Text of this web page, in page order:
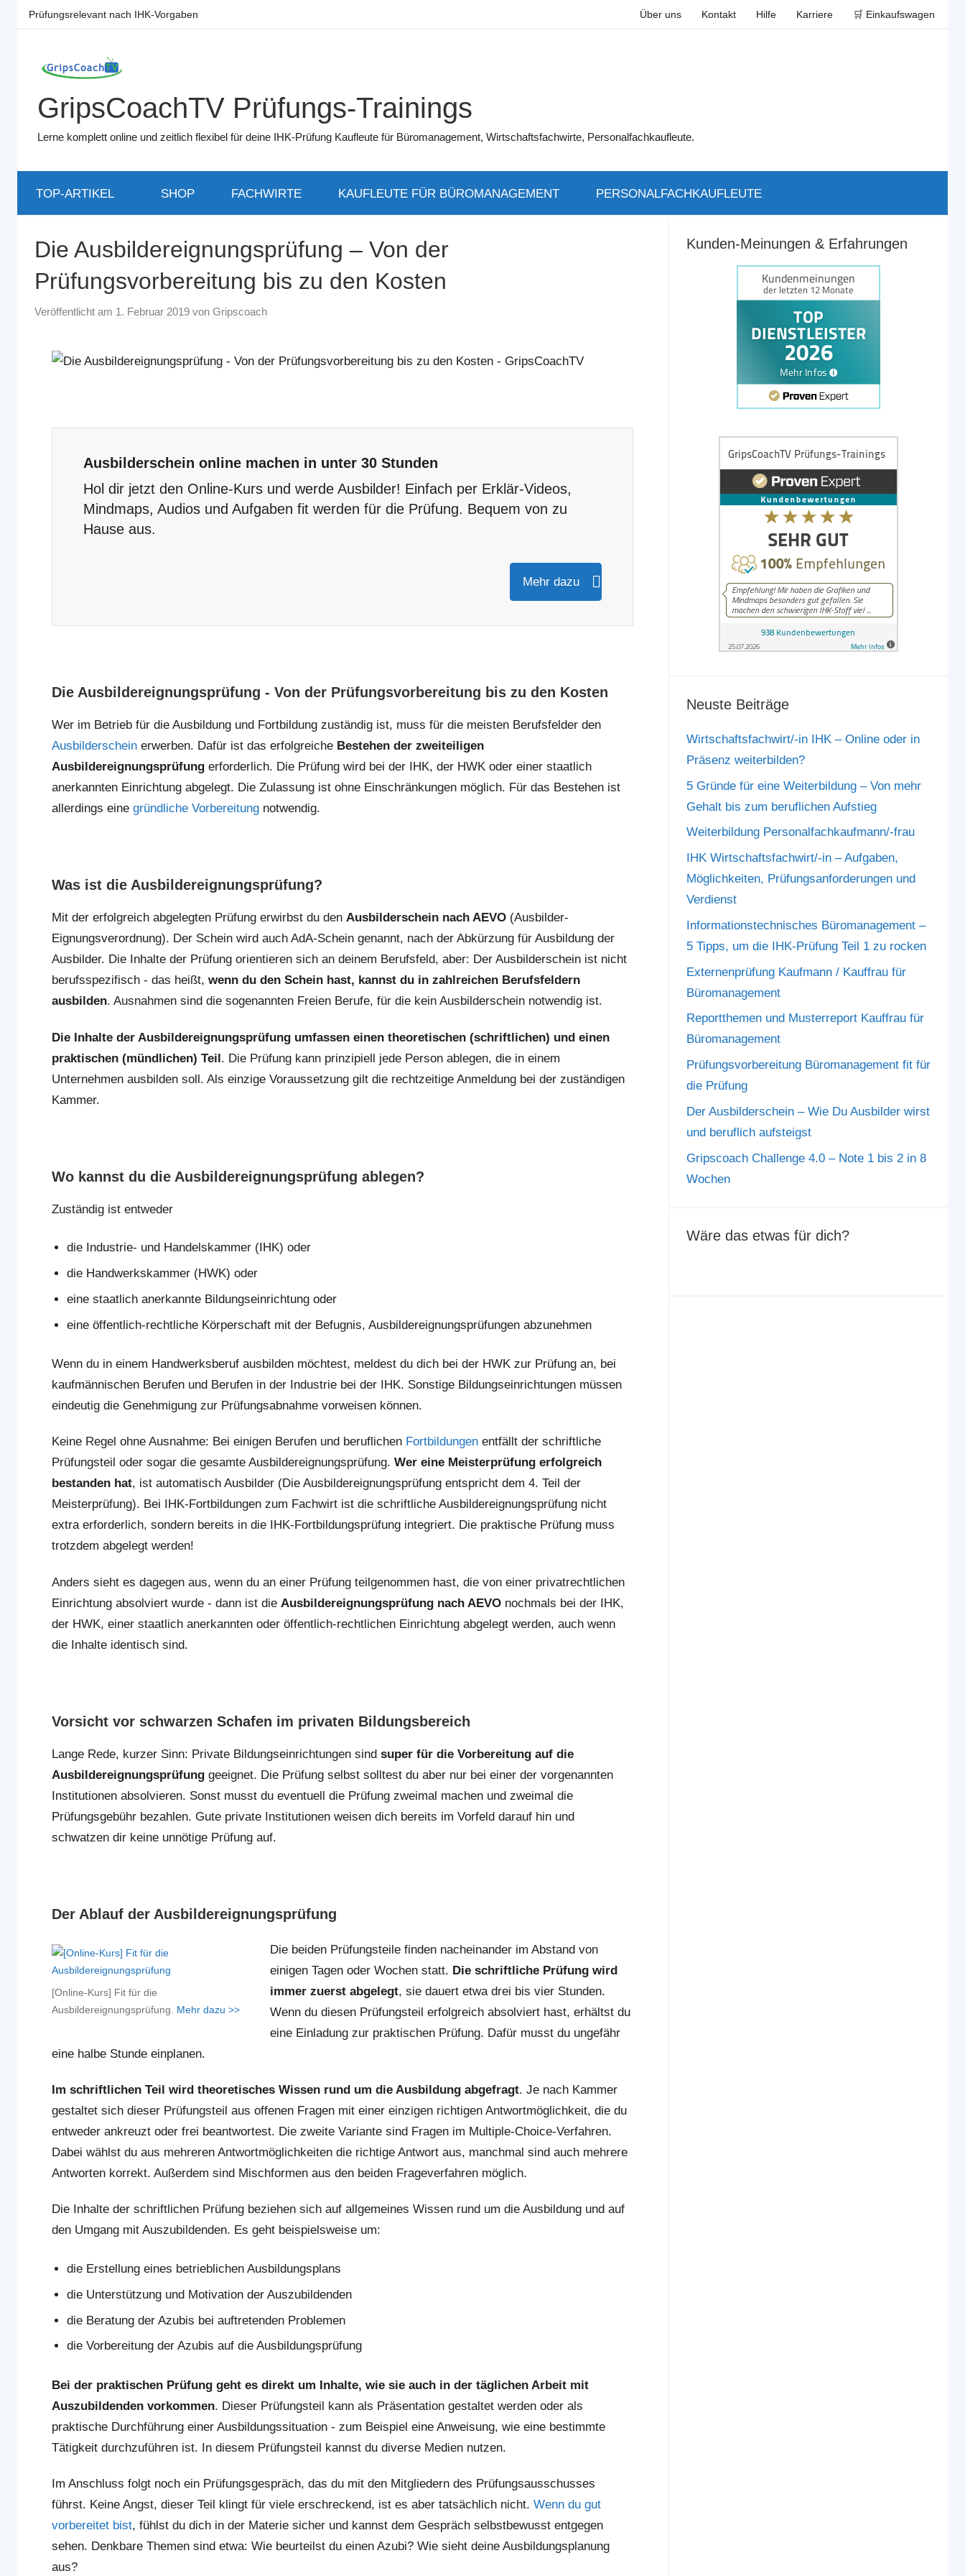
Zum
Prüfungsrelevant nach IHK-Vorgaben Über uns Kontakt Hilfe Karriere 🛒 Einkaufswagen
GripsCoachTV Prüfungs-Trainings
Lerne komplett online und zeitlich flexibel für deine IHK-Prüfung Kaufleute für Büromanagement, Wirtschaftsfachwirte, Personalfachkaufleute.
TOP-ARTIKEL SHOP FACHWIRTE KAUFLEUTE FÜR BÜROMANAGEMENT PERSONALFACHKAUFLEUTE
Die Ausbildereignungsprüfung – Von der
Prüfungsvorbereitung bis zu den Kosten
Veröffentlicht am 1. Februar 2019 von Gripscoach
Ausbilderschein online machen in unter 30 Stunden
Hol dir jetzt den Online-Kurs und werde Ausbilder! Einfach per Erklär-Videos,
Mindmaps, Audios und Aufgaben fit werden für die Prüfung. Bequem von zu
Hause aus.
Mehr dazu
Die Ausbildereignungsprüfung - Von der Prüfungsvorbereitung bis zu den Kosten
Wer im Betrieb für die Ausbildung und Fortbildung zuständig ist, muss für die meisten Berufsfelder den
Ausbilderschein erwerben. Dafür ist das erfolgreiche Bestehen der zweiteiligen
Ausbildereignungsprüfung erforderlich. Die Prüfung wird bei der IHK, der HWK oder einer staatlich
anerkannten Einrichtung abgelegt. Die Zulassung ist ohne Einschränkungen möglich. Für das Bestehen ist
allerdings eine gründliche Vorbereitung notwendig.
Was ist die Ausbildereignungsprüfung?
Mit der erfolgreich abgelegten Prüfung erwirbst du den Ausbilderschein nach AEVO (Ausbilder-
Eignungsverordnung). Der Schein wird auch AdA-Schein genannt, nach der Abkürzung für Ausbildung der
Ausbilder. Die Inhalte der Prüfung orientieren sich an deinem Berufsfeld, aber: Der Ausbilderschein ist nicht
berufsspezifisch - das heißt, wenn du den Schein hast, kannst du in zahlreichen Berufsfeldern
ausbilden. Ausnahmen sind die sogenannten Freien Berufe, für die kein Ausbilderschein notwendig ist.
Die Inhalte der Ausbildereignungsprüfung umfassen einen theoretischen (schriftlichen) und einen
praktischen (mündlichen) Teil. Die Prüfung kann prinzipiell jede Person ablegen, die in einem
Unternehmen ausbilden soll. Als einzige Voraussetzung gilt die rechtzeitige Anmeldung bei der zuständigen
Kammer.
Wo kannst du die Ausbildereignungsprüfung ablegen?
Zuständig ist entweder
die Industrie- und Handelskammer (IHK) oder
die Handwerkskammer (HWK) oder
eine staatlich anerkannte Bildungseinrichtung oder
eine öffentlich-rechtliche Körperschaft mit der Befugnis, Ausbildereignungsprüfungen abzunehmen
Wenn du in einem Handwerksberuf ausbilden möchtest, meldest du dich bei der HWK zur Prüfung an, bei
kaufmännischen Berufen und Berufen in der Industrie bei der IHK. Sonstige Bildungseinrichtungen müssen
eindeutig die Genehmigung zur Prüfungsabnahme vorweisen können.
Keine Regel ohne Ausnahme: Bei einigen Berufen und beruflichen Fortbildungen entfällt der schriftliche
Prüfungsteil oder sogar die gesamte Ausbildereignungsprüfung. Wer eine Meisterprüfung erfolgreich
bestanden hat, ist automatisch Ausbilder (Die Ausbildereignungsprüfung entspricht dem 4. Teil der
Meisterprüfung). Bei IHK-Fortbildungen zum Fachwirt ist die schriftliche Ausbildereignungsprüfung nicht
extra erforderlich, sondern bereits in die IHK-Fortbildungsprüfung integriert. Die praktische Prüfung muss
trotzdem abgelegt werden!
Anders sieht es dagegen aus, wenn du an einer Prüfung teilgenommen hast, die von einer privatrechtlichen
Einrichtung absolviert wurde - dann ist die Ausbildereignungsprüfung nach AEVO nochmals bei der IHK,
der HWK, einer staatlich anerkannten oder öffentlich-rechtlichen Einrichtung abgelegt werden, auch wenn
die Inhalte identisch sind.
Vorsicht vor schwarzen Schafen im privaten Bildungsbereich
Lange Rede, kurzer Sinn: Private Bildungseinrichtungen sind super für die Vorbereitung auf die
Ausbildereignungsprüfung geeignet. Die Prüfung selbst solltest du aber nur bei einer der vorgenannten
Institutionen absolvieren. Sonst musst du eventuell die Prüfung zweimal machen und zweimal die
Prüfungsgebühr bezahlen. Gute private Institutionen weisen dich bereits im Vorfeld darauf hin und
schwatzen dir keine unnötige Prüfung auf.
Der Ablauf der Ausbildereignungsprüfung
[Online-Kurs] Fit für die
Ausbildereignungsprüfung. Mehr dazu >>
Die beiden Prüfungsteile finden nacheinander im Abstand von
einigen Tagen oder Wochen statt. Die schriftliche Prüfung wird
immer zuerst abgelegt, sie dauert etwa drei bis vier Stunden.
Wenn du diesen Prüfungsteil erfolgreich absolviert hast, erhältst du
eine Einladung zur praktischen Prüfung. Dafür musst du ungefähr
eine halbe Stunde einplanen.
Im schriftlichen Teil wird theoretisches Wissen rund um die Ausbildung abgefragt. Je nach Kammer
gestaltet sich dieser Prüfungsteil aus offenen Fragen mit einer einzigen richtigen Antwortmöglichkeit, die du
entweder ankreuzt oder frei beantwortest. Die zweite Variante sind Fragen im Multiple-Choice-Verfahren.
Dabei wählst du aus mehreren Antwortmöglichkeiten die richtige Antwort aus, manchmal sind auch mehrere
Antworten korrekt. Außerdem sind Mischformen aus den beiden Frageverfahren möglich.
Die Inhalte der schriftlichen Prüfung beziehen sich auf allgemeines Wissen rund um die Ausbildung und auf
den Umgang mit Auszubildenden. Es geht beispielsweise um:
die Erstellung eines betrieblichen Ausbildungsplans
die Unterstützung und Motivation der Auszubildenden
die Beratung der Azubis bei auftretenden Problemen
die Vorbereitung der Azubis auf die Ausbildungsprüfung
Bei der praktischen Prüfung geht es direkt um Inhalte, wie sie auch in der täglichen Arbeit mit
Auszubildenden vorkommen. Dieser Prüfungsteil kann als Präsentation gestaltet werden oder als
praktische Durchführung einer Ausbildungssituation - zum Beispiel eine Anweisung, wie eine bestimmte
Tätigkeit durchzuführen ist. In diesem Prüfungsteil kannst du diverse Medien nutzen.
Im Anschluss folgt noch ein Prüfungsgespräch, das du mit den Mitgliedern des Prüfungsausschusses
führst. Keine Angst, dieser Teil klingt für viele erschreckend, ist es aber tatsächlich nicht. Wenn du gut
vorbereitet bist, fühlst du dich in der Materie sicher und kannst dem Gespräch selbstbewusst entgegen
sehen. Denkbare Themen sind etwa: Wie beurteilst du einen Azubi? Wie sieht deine Ausbildungsplanung
aus?
Kunden-Meinungen & Erfahrungen
Neuste Beiträge
Wirtschaftsfachwirt/-in IHK – Online oder in
Präsenz weiterbilden?
5 Gründe für eine Weiterbildung – Von mehr
Gehalt bis zum beruflichen Aufstieg
Weiterbildung Personalfachkaufmann/-frau
IHK Wirtschaftsfachwirt/-in – Aufgaben,
Möglichkeiten, Prüfungsanforderungen und
Verdienst
Informationstechnisches Büromanagement –
5 Tipps, um die IHK-Prüfung Teil 1 zu rocken
Externenprüfung Kaufmann / Kauffrau für
Büromanagement
Reportthemen und Musterreport Kauffrau für
Büromanagement
Prüfungsvorbereitung Büromanagement fit für
die Prüfung
Der Ausbilderschein – Wie Du Ausbilder wirst
und beruflich aufsteigst
Gripscoach Challenge 4.0 – Note 1 bis 2 in 8
Wochen
Wäre das etwas für dich?